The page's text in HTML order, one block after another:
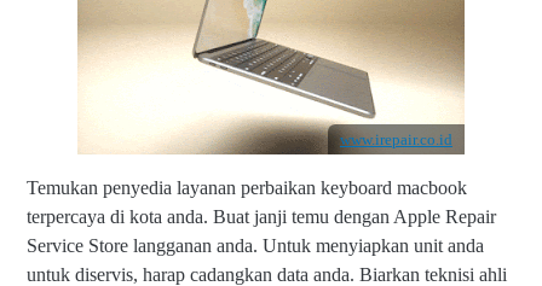
www.irepair.co.id
Temukan penyedia layanan perbaikan keyboard macbook
terpercaya di kota anda. Buat janji temu dengan Apple Repair
Service Store langganan anda. Untuk menyiapkan unit anda
untuk diservis, harap cadangkan data anda. Biarkan teknisi ahli